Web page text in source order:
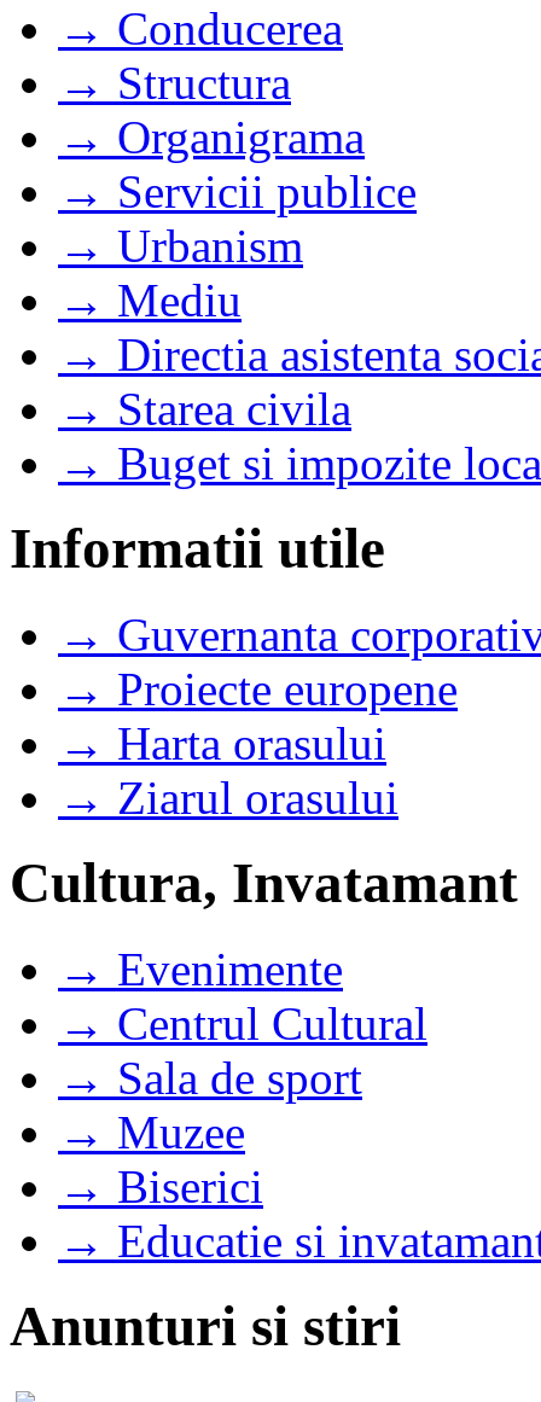
→ Conducerea
→ Structura
→ Organigrama
→ Servicii publice
→ Urbanism
→ Mediu
→ Directia asistenta
→ Starea civila
→ Buget si impozite
Informatii utile
→ Guvernanta
→ Proiecte europene
→ Harta orasului
→ Ziarul orasului
Cultura, Invatamant
→ Evenimente
→ Centrul Cultural
→ Sala de sport
→ Muzee
→ Biserici
→ Educatie si
Anunturi si stiri